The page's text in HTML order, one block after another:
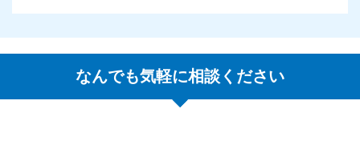
なんでも気軽に相談ください